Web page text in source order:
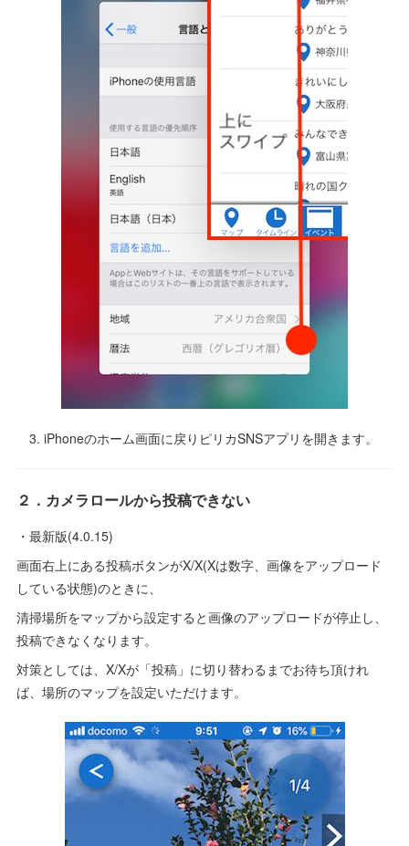
3. iPhoneのホーム画面に戻りピリカSNSアプリを開きます。
２．カメラロールから投稿できない
・最新版(4.0.15)
画面右上にある投稿ボタンがX/X(Xは数字、画像をアップロード
している状態)のときに、
清掃場所をマップから設定すると画像のアップロードが停止し、
投稿できなくなります。
対策としては、X/Xが「投稿」に切り替わるまでお待ち頂けれ
ば、場所のマップを設定いただけます。